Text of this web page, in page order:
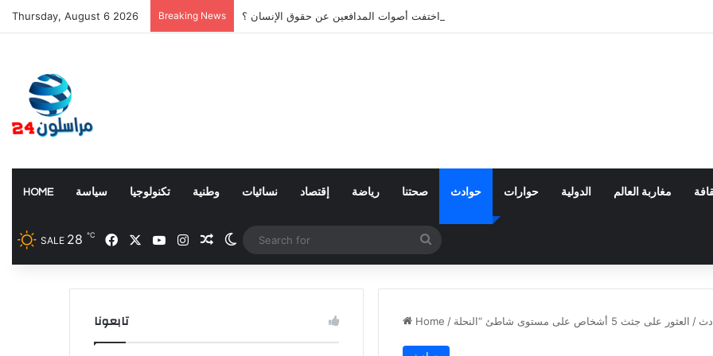
Thursday, August 6 2026 Breaking News بعد تعنيف المغاربة في سبتة.. أين اختفت أصوات المدافعين عن حقوق الإنسان ؟
HOME سياسة تكنولوجيا وطنية نسائيات إقتصاد رياضة صحتنا حوادث حوارات الدولية مغاربة العالم
SALE 28 ℃ Facebook YouTubeInstagramRandom Article
Switch skin
for
Home / / تابعونا